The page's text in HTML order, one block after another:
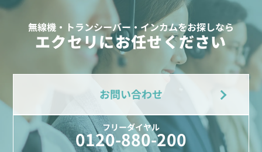
無線機・トランシーバー・インカムをお探しなら
エクセリにお任せください
お問い合わせ
フリーダイヤル
0120-880-200